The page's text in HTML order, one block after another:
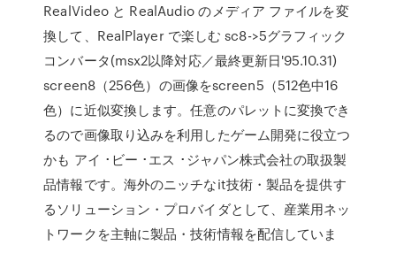
RealVideo と RealAudio のメディア ファイルを変
換して、RealPlayer で楽しむ sc8->5グラフィック
コンバータ(msx2以降対応／最終更新日'95.10.31)
screen8（256色）の画像をscreen5（512色中16
色）に近似変換します。任意のパレットに変換でき
るので画像取り込みを利用したゲーム開発に役立つ
かも アイ ･ビー ･エス ･ジャパン株式会社の取扱製
品情報です。海外のニッチなit技術・製品を提供す
るソリューション・プロバイダとして、産業用ネッ
トワークを主軸に製品・技術情報を配信していま